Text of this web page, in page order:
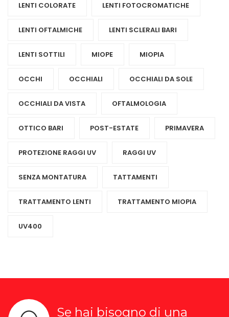
LENTI COLORATE LENTI FOTOCROMATICHE
LENTI OFTALMICHE LENTI SCLERALI BARI
LENTI SOTTILI MIOPE MIOPIA
OCCHI OCCHIALI OCCHIALI DA SOLE
OCCHIALI DA VISTA OFTALMOLOGIA
OTTICO BARI POST-ESTATE PRIMAVERA
PROTEZIONE RAGGI UV RAGGI UV
SENZA MONTATURA TATTAMENTI
TRATTAMENTO LENTI TRATTAMENTO MIOPIA
UV400
Se hai bisogno di una